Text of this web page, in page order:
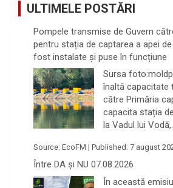
ULTIMELE POSTĂRI
Pompele transmise de Guvern
pentru stația de captarea a apei
fost instalate și puse în funcțiune
Sursa
înaltă capacitate
către Primăria
capacita stația
la Vadul lui
Source: EcoFM | Published: 7 august
Între DA și NU 07.08.2026
În această